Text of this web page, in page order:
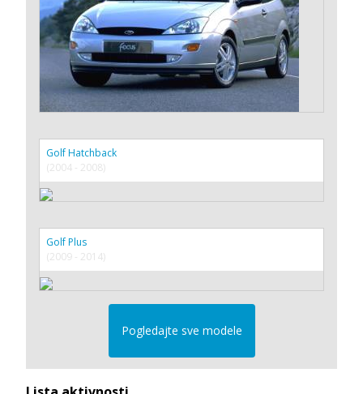
Golf Hatchback
(2004 - 2008)
Golf Plus
(2009 - 2014)
Pogledajte sve modele